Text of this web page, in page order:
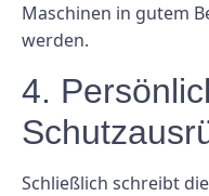
Maschinen in gutem
werden.
4.
Schließlich schreibt